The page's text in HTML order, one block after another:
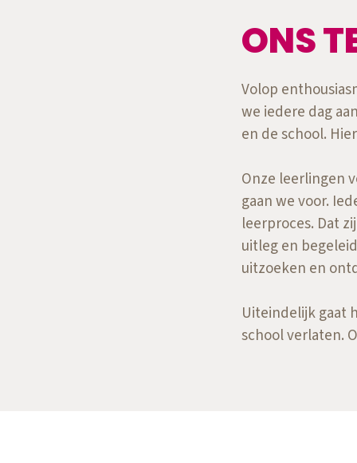
ONS
Volop
we iedere dag
en de school.
Onze leerlingen
gaan we voor.
leerproces. Dat
uitleg en
uitzoeken en
Uiteindelijk gaat
school verlaten.